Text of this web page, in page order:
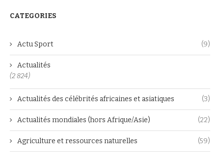
CATEGORIES
Actu Sport (9)
Actualités
(2 824)
Actualités des célébrités africaines et asiatiques (3)
Actualités mondiales (hors Afrique/Asie) (22)
Agriculture et ressources naturelles (59)